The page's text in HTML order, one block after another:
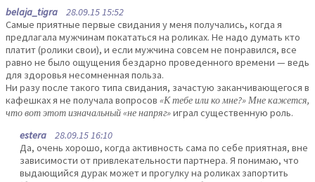
belaja_tigra 28.09.15 15:52
Самые приятные первые свидания у меня получались, когда я
предлагала мужчинам покататься на роликах. Не надо думать кто
платит (ролики свои), и если мужчина совсем не понравился, все
равно не было ощущения бездарно проведенного времени — ведь
для здоровья несомненная польза.
Ни разу после такого типа свидания, зачастую заканчивающегося в
кафешках я не получала вопросов «К тебе или ко мне?» Мне кажется,
что вот этот изначальный «не напряг»играл существенную роль.
estera 28.09.15 16:10
Да, очень хорошо, когда активность сама по себе приятная, вне
зависимости от привлекательности партнера. Я понимаю, что
выдающийся дурак может и прогулку на роликах запортить